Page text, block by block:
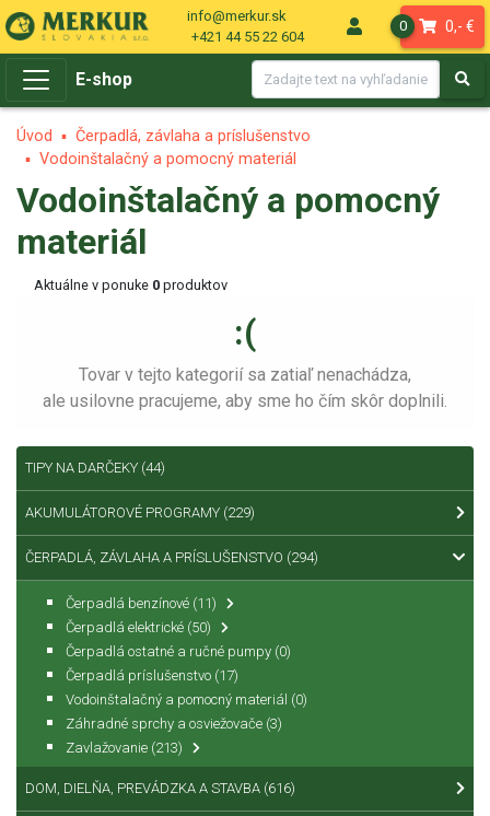
info@merkur.sk
+421 44 55 22 604
0 0,- €
E-shop
Úvod
Čerpadlá, závlaha a príslušenstvo
Vodoinštalačný a pomocný materiál
Vodoinštalačný a pomocný
materiál
Aktuálne v ponuke 0 produktov
:(
Tovar v tejto kategorií sa zatiaľ nenachádza,
ale usilovne pracujeme, aby sme ho čím skôr doplnili.
TIPY NA DARČEKY (44)
AKUMULÁTOROVÉ PROGRAMY (229)
ČERPADLÁ, ZÁVLAHA A PRÍSLUŠENSTVO (294)
Čerpadlá benzínové (11)
Čerpadlá elektrické (50)
Čerpadlá ostatné a ručné pumpy (0)
Čerpadlá príslušenstvo (17)
Vodoinštalačný a pomocný materiál (0)
Záhradné sprchy a osviežovače (3)
Zavlažovanie (213)
DOM, DIELŇA, PREVÁDZKA A STAVBA (616)